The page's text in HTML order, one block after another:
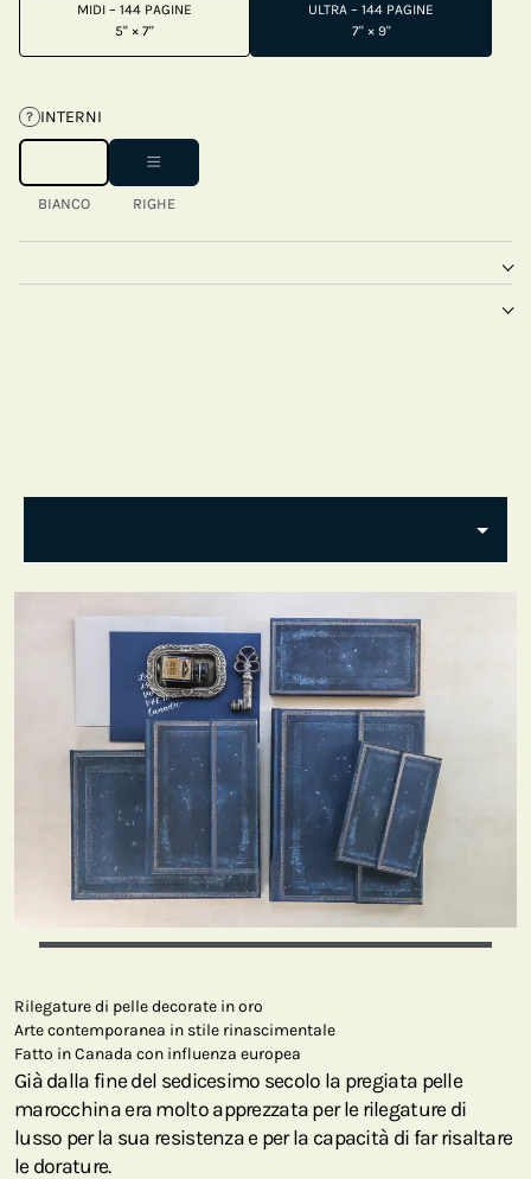
MIDI – 144 PAGINE
5" × 7"
ULTRA – 144 PAGINE
7" × 9"
? INTERNI
BIANCO RIGHE
Rilegature di pelle decorate in oro
Arte contemporanea in stile rinascimentale
Fatto in Canada con influenza europea
Già dalla fine del sedicesimo secolo la pregiata pelle
marocchina era molto apprezzata per le rilegature di
lusso per la sua resistenza e per la capacità di far risaltare
le dorature.